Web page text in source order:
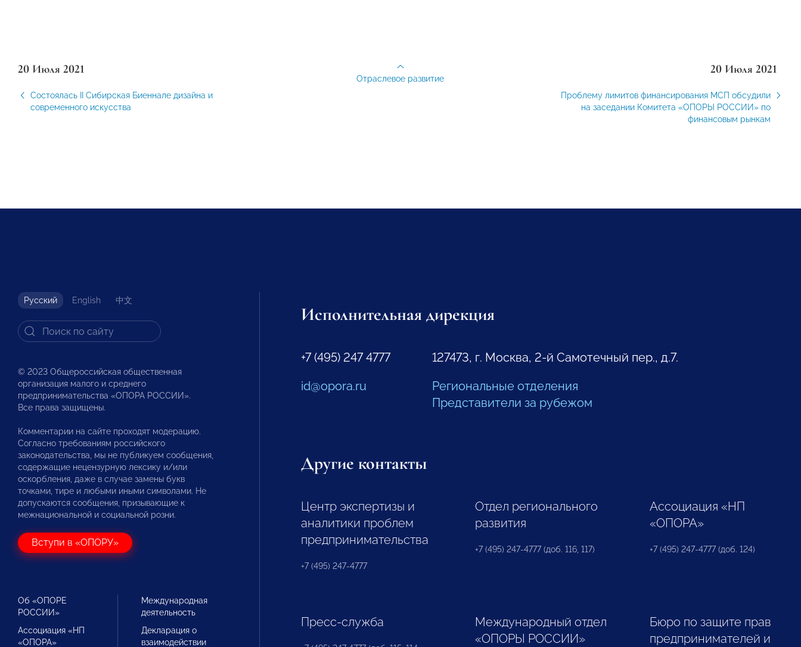
20 Июля 2021
Состоялась II Сибирская Биеннале дизайна и
современного искусства
20 Июля 2021
Проблему лимитов финансирования МСП обсудили
на заседании Комитета «ОПОРЫ РОССИИ» по
финансовым рынкам
Отраслевое развитие
Русский English 中文
© 2023 Общероссийская общественная
организация малого и среднего
предпринимательства «ОПОРА РОССИИ».
Все права защищены.
Комментарии на сайте проходят модерацию.
Согласно требованиям российского
законодательства, мы не публикуем сообщения,
содержащие нецензурную лексику и/или
оскорбления, даже в случае замены букв
точками, тире и любыми иными символами. Не
допускаются сообщения, призывающие к
межнациональной и социальной розни.
Вступи в «ОПОРУ»
Об «ОПОРЕ
РОССИИ»
Ассоциация «НП
«ОПОРА»
Международная
деятельность
Декларация о
взаимодействии
Исполнительная дирекция
+7 (495) 247 4777
id@opora.ru
127473, г. Москва, 2-й Самотечный пер., д.7.
Региональные отделения
Представители за рубежом
Другие контакты
Центр экспертизы и
аналитики проблем
предпринимательства
+7 (495) 247-4777
Отдел регионального
развития
+7 (495) 247-4777 (доб. 116, 117)
Ассоциация «НП
«ОПОРА»
+7 (495) 247-4777 (доб. 124)
Пресс-служба
Международный отдел
«ОПОРЫ РОССИИ»
Бюро по защите прав
предпринимателей и